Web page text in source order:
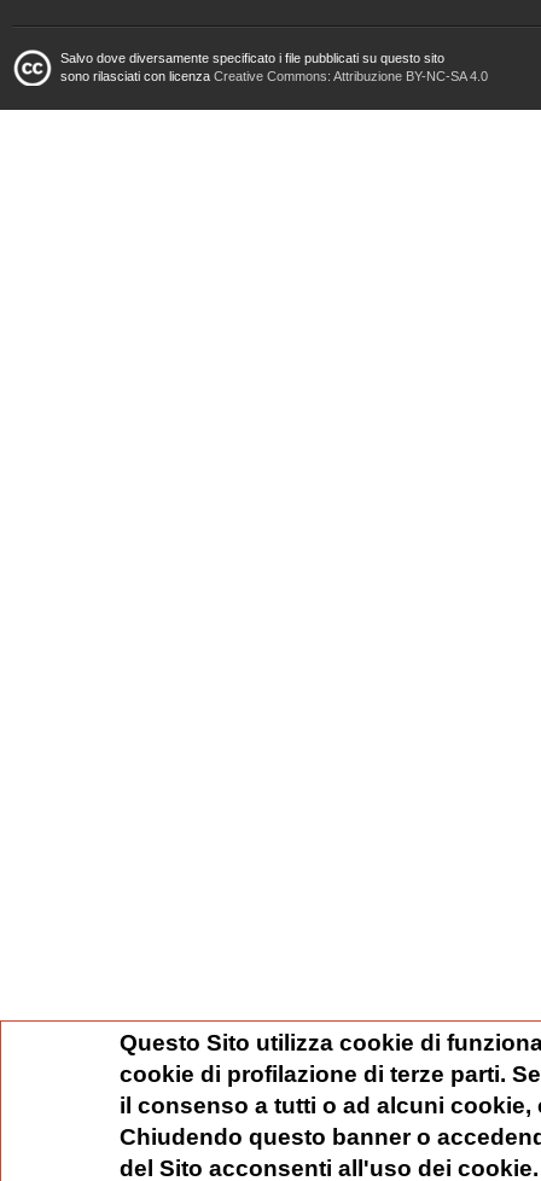
Salvo dove diversamente specificato i file pubblicati su questo sito
sono rilasciati con licenza Creative Commons: Attribuzione BY-NC-SA 4.0
Questo Sito utilizza cookie di
cookie di profilazione di terze parti.
il consenso a tutti o ad alcuni
Chiudendo questo banner o
del Sito acconsenti all'uso dei cookie.